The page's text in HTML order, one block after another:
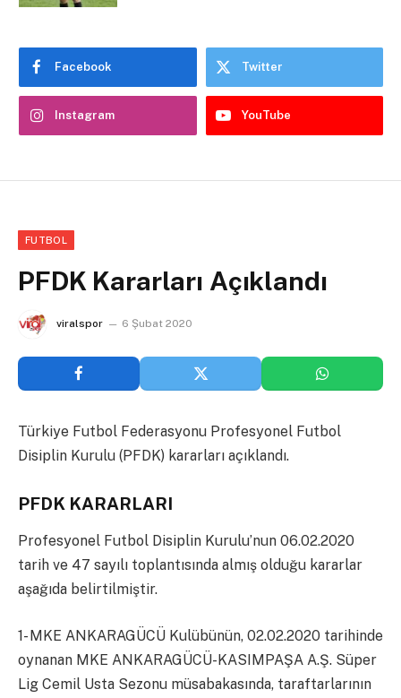
Facebook Twitter
Instagram YouTube
FUTBOL
PFDK Kararları Açıklandı
viralspor 6 Şubat 2020
Türkiye Futbol Federasyonu Profesyonel Futbol
Disiplin Kurulu (PFDK) kararları açıklandı.
PFDK KARARLARI
Profesyonel Futbol Disiplin Kurulu’nun 06.02.2020
tarih ve 47 sayılı toplantısında almış olduğu kararlar
aşağıda belirtilmiştir.
1- MKE ANKARAGÜCÜ Kulübünün, 02.02.2020 tarihinde
oynanan MKE ANKARAGÜCÜ-KASIMPAŞA A.Ş. Süper
Lig Cemil Usta Sezonu müsabakasında, taraftarlarının